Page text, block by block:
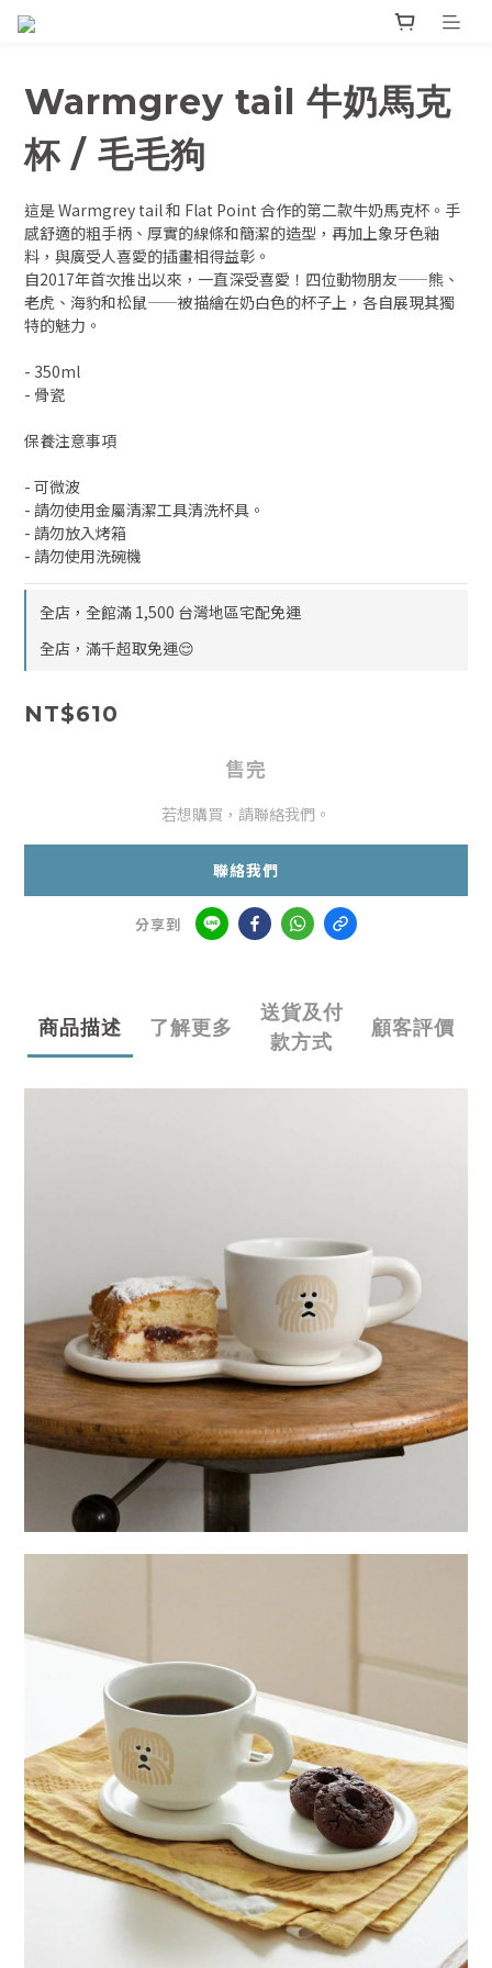
Warmgrey tail 牛奶馬克
杯 / 毛毛狗
這是 Warmgrey tail 和 Flat Point 合作的第二款牛奶馬克杯。手
感舒適的粗手柄、厚實的線條和簡潔的造型，再加上象牙色釉
料，與廣受人喜愛的插畫相得益彰。
自2017年首次推出以來，一直深受喜愛！四位動物朋友——熊、
老虎、海豹和松鼠——被描繪在奶白色的杯子上，各自展現其獨
特的魅力。
- 350ml
- 骨瓷
保養注意事項
- 可微波
- 請勿使用金屬清潔工具清洗杯具。
- 請勿放入烤箱
- 請勿使用洗碗機
全店，全館滿 1,500 台灣地區宅配免運
全店，滿千超取免運😌
NT$610
售完
若想購買，請聯絡我們。
聯絡我們
分享到
商品描述 了解更多
送貨及付
款方式
顧客評價